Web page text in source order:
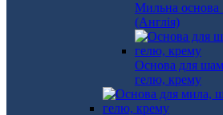
Мильна основа
(Англія)
Основа для
гелю, крему